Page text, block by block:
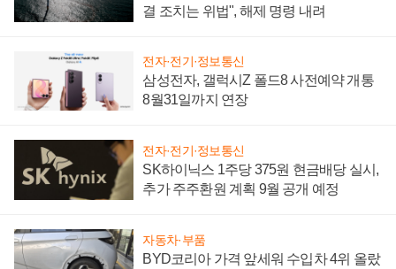
결 조치는 위법", 해제 명령 내려
전자·전기·정보통신
삼성전자, 갤럭시Z 폴드8 사전예약 개통
8월31일까지 연장
전자·전기·정보통신
SK하이닉스 1주당 375원 현금배당 실시,
추가 주주환원 계획 9월 공개 예정
자동차·부품
BYD코리아 가격 앞세워 수입차 4위 올랐